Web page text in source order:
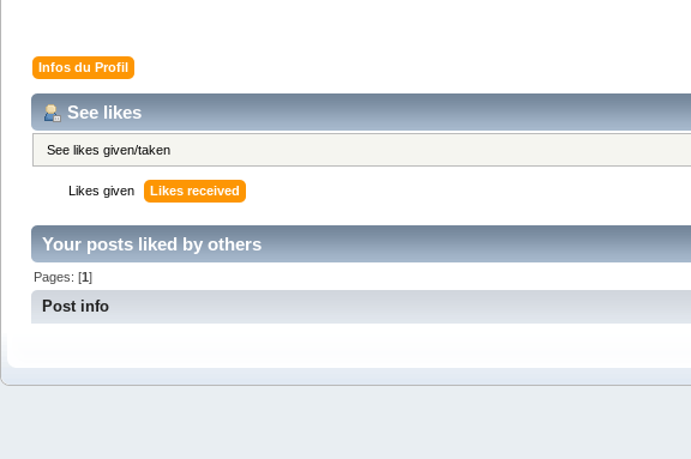
Infos du Profil
See likes
See likes given/taken
Likes given Likes received
Your posts liked by others
Pages: [1]
Post info